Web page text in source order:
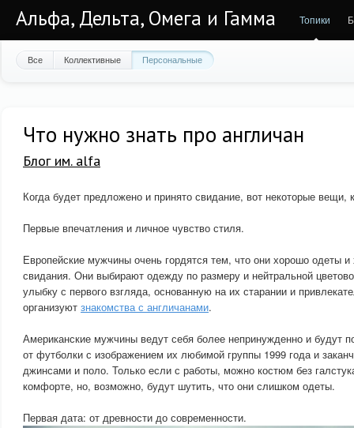
Альфа, Дельта, Омега и Гамма Топики
Все Коллективные Персональные
Что нужно знать про англичан
Блог им. alfa
Когда будет предложено и принято свидание, вот некоторые вещи,
Первые впечатления и личное чувство стиля.
Европейские мужчины очень гордятся тем, что они хорошо одеты
свидания. Они выбирают одежду по размеру и нейтральной
улыбку с первого взгляда, основанную на их старании и
организуют знакомства с англичанами.
Американские мужчины ведут себя более непринужденно и будут
от футболки с изображением их любимой группы 1999 года и
джинсами и поло. Только если с работы, можно костюм без
комфорте, но, возможно, будут шутить, что они слишком одеты.
Первая дата: от древности до современности.